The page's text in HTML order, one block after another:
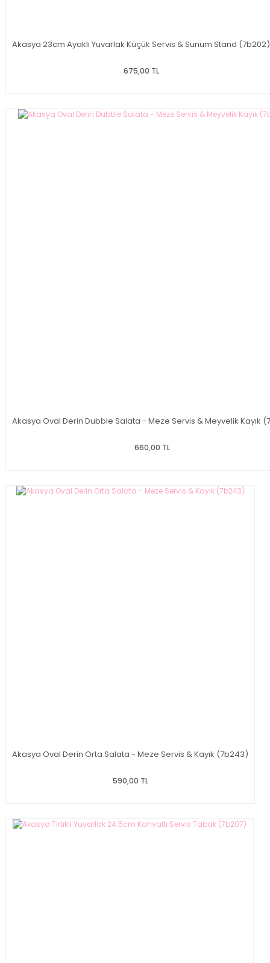
Akasya 23cm Ayaklı Yuvarlak Küçük Servis & Sunum Stand (7b202)
675,00 TL
Akasya Oval Derin Dubble Salata - Meze Servis & Meyvelik Kayık
660,00 TL
Akasya Oval Derin Orta Salata - Meze Servis & Kayık (7b243)
590,00 TL